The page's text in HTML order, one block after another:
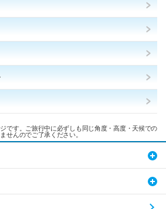
です。ご旅行中に必ずしも同じ角度・高度・天候での
せんのでご了承ください。